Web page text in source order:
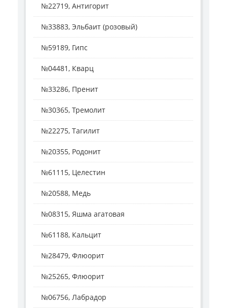
№22719, Антигорит
№33883, Эльбаит (розовый)
№59189, Гипс
№04481, Кварц
№33286, Пренит
№30365, Тремолит
№22275, Тагилит
№20355, Родонит
№61115, Целестин
№20588, Медь
№08315, Яшма агатовая
№61188, Кальцит
№28479, Флюорит
№25265, Флюорит
№06756, Лабрадор